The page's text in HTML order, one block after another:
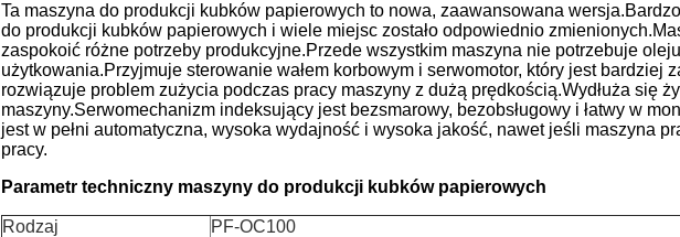
Ta maszyna do produkcji kubków papierowych to nowa, zaawansowana
do produkcji kubków papierowych i wiele miejsc zostało odpowiednio
zaspokoić różne potrzeby produkcyjne.Przede wszystkim maszyna nie potrzebuje
użytkowania.Przyjmuje sterowanie wałem korbowym i serwomotor, który jest bardziej
rozwiązuje problem zużycia podczas pracy maszyny z dużą prędkością.Wydłuża się
maszyny.Serwomechanizm indeksujący jest bezsmarowy, bezobsługowy i łatwy w
jest w pełni automatyczna, wysoka wydajność i wysoka jakość, nawet jeśli maszyna
pracy.
Parametr techniczny maszyny do produkcji kubków papierowych
Rodzaj
PF-OC100